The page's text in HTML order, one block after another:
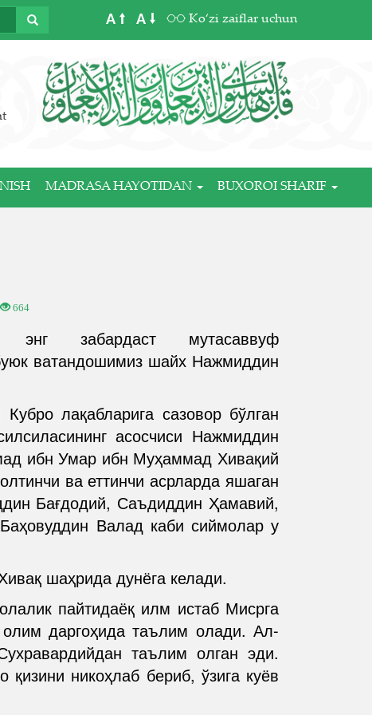
A A Ko‘zi zaiflar uchun
MADRASA HAYOTIDAN BUXOROI SHARIF
664
энг забардаст мутасаввуф
ватандошимиз шайх Нажмиддин
лақабларига сазовор бўлган
асосчиси Нажмиддин
ибн Умар ибн Муҳаммад Хивақий
ва еттинчи асрларда яшаган
Бағдодий, Саъдиддин Ҳамавий,
Валад каби сиймолар у
шаҳрида дунёга келади.
пайтидаёқ илм истаб Мисрга
даргоҳида таълим олади. Ал-
таълим олган эди.
никоҳлаб бериб, ўзига куёв